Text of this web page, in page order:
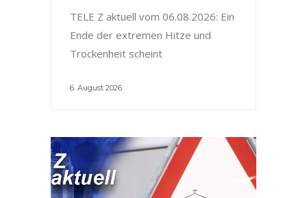
TELE Z aktuell vom 06.08.2026: Ein
Ende der extremen Hitze und
Trockenheit scheint
6. August 2026